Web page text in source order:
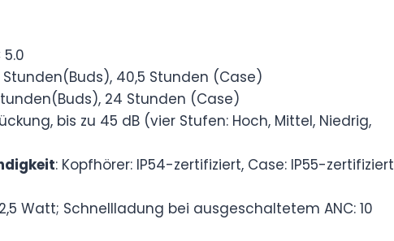
5.0
Stunden(Buds), 40,5 Stunden (Case)
24 Stunden (Case)
bis zu 45 dB (vier Stufen: Hoch, Mittel, Niedrig,
: Kopfhörer: IP54-zertifiziert, Case: IP55-zertifiziert
Watt; Schnellladung bei ausgeschaltetem ANC: 10